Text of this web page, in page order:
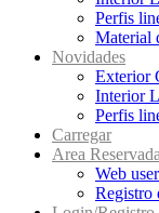
Perfis
Material
Novidades
Exterior
Interior
Perfis
Carregar
Area Reservada
Web user
Registro